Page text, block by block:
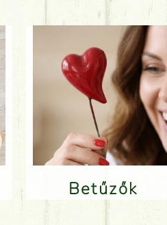
Betűzők